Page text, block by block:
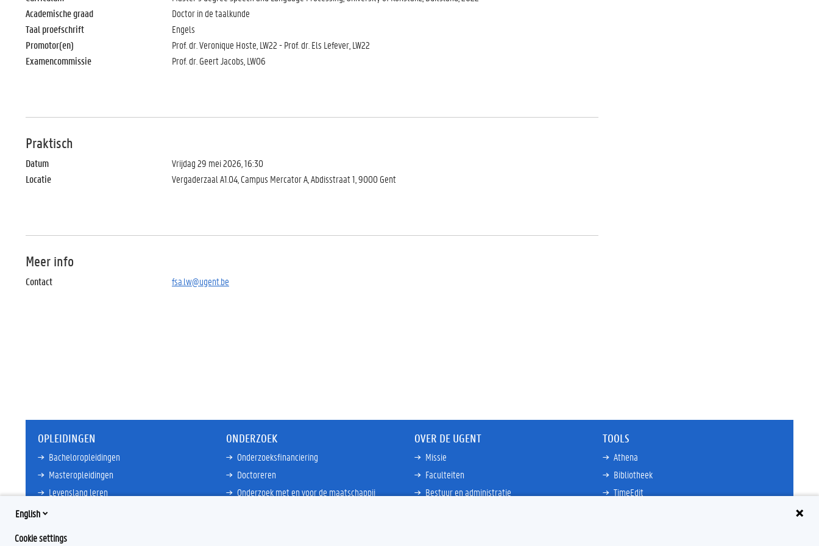
Academische graad
Doctor in de taalkunde
Taal proefschrift
Engels
Promotor(en)
Prof. dr. Veronique Hoste, LW22 - Prof. dr. Els Lefever, LW22
Examencommissie
Prof. dr. Geert Jacobs, LW06
Praktisch
Datum
Vrijdag 29 mei 2026, 16:30
Locatie
Vergaderzaal A1.04, Campus Mercator A, Abdisstraat 1, 9000 Gent
Meer info
Contact fsa.lw@ugent.be
OPLEIDINGEN
Bacheloropleidingen
Masteropleidingen
Levenslang leren
ONDERZOEK
Onderzoeksfinanciering
Doctoreren
Onderzoek met en voor de maatschappij
OVER DE UGENT
Missie
Faculteiten
Bestuur en administratie
TOOLS
Athena
Bibliotheek
TimeEdit
English
Cookie settings